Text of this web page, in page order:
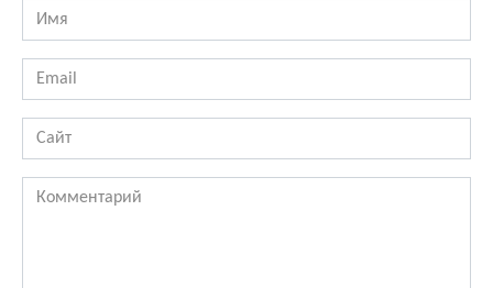
Имя
*
Email
*
Сайт
Комментарий